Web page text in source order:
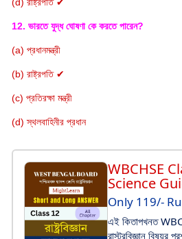
12. ভারতে যুদ্ধ ঘোষণা কে করতে পারেন?
(a) প্রধানমন্ত্রী
(b) রাষ্ট্রপতি ✔
(c) প্রতিরক্ষা মন্ত্রী
(d) স্থলবাহিনীর প্রধান
WBCHSE
Science
Only 119/-
এই কিতাপখনত
রাস্ট্রবিজ্ঞান বিষয়র